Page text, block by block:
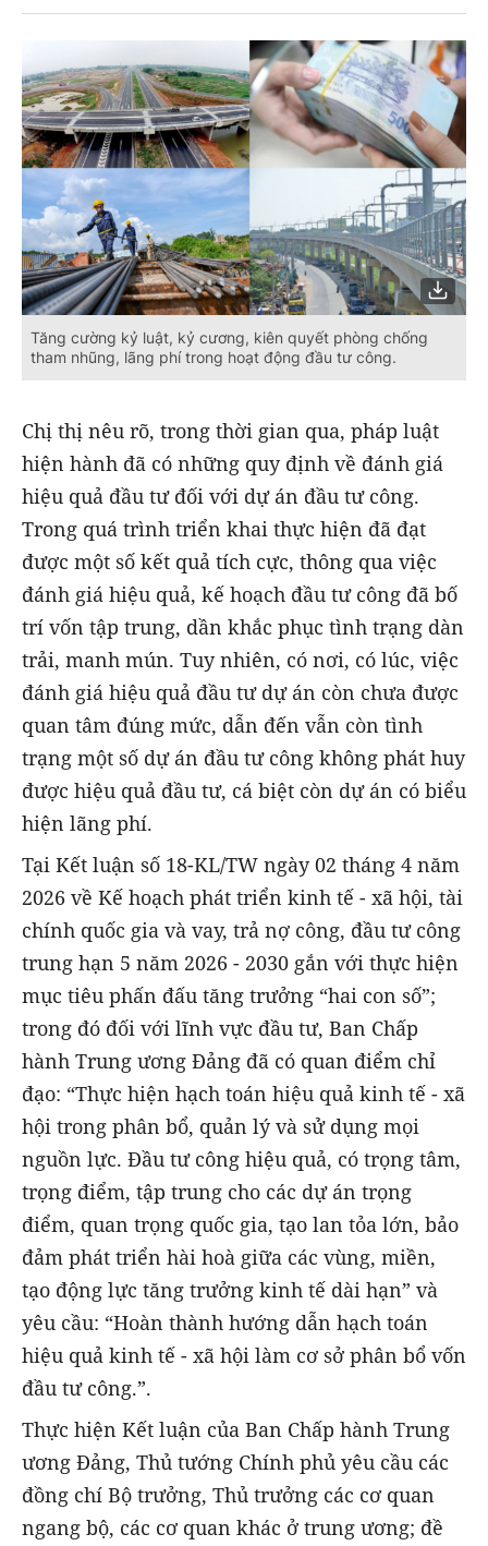
Tăng cường kỷ luật, kỷ cương, kiên quyết phòng chống
tham nhũng, lãng phí trong hoạt động đầu tư công.
Chị thị nêu rõ, trong thời gian qua, pháp luật
hiện hành đã có những quy định về đánh giá
hiệu quả đầu tư đối với dự án đầu tư công.
Trong quá trình triển khai thực hiện đã đạt
được một số kết quả tích cực, thông qua việc
đánh giá hiệu quả, kế hoạch đầu tư công đã bố
trí vốn tập trung, dần khắc phục tình trạng dàn
trải, manh mún. Tuy nhiên, có nơi, có lúc, việc
đánh giá hiệu quả đầu tư dự án còn chưa được
quan tâm đúng mức, dẫn đến vẫn còn tình
trạng một số dự án đầu tư công không phát huy
được hiệu quả đầu tư, cá biệt còn dự án có biểu
hiện lãng phí.
Tại Kết luận số 18-KL/TW ngày 02 tháng 4 năm
2026 về Kế hoạch phát triển kinh tế - xã hội, tài
chính quốc gia và vay, trả nợ công, đầu tư công
trung hạn 5 năm 2026 - 2030 gắn với thực hiện
mục tiêu phấn đấu tăng trưởng “hai con số”;
trong đó đối với lĩnh vực đầu tư, Ban Chấp
hành Trung ương Đảng đã có quan điểm chỉ
đạo: “Thực hiện hạch toán hiệu quả kinh tế - xã
hội trong phân bổ, quản lý và sử dụng mọi
nguồn lực. Đầu tư công hiệu quả, có trọng tâm,
trọng điểm, tập trung cho các dự án trọng
điểm, quan trọng quốc gia, tạo lan tỏa lớn, bảo
đảm phát triển hài hoà giữa các vùng, miền,
tạo động lực tăng trưởng kinh tế dài hạn” và
yêu cầu: “Hoàn thành hướng dẫn hạch toán
hiệu quả kinh tế - xã hội làm cơ sở phân bổ vốn
đầu tư công.”.
Thực hiện Kết luận của Ban Chấp hành Trung
ương Đảng, Thủ tướng Chính phủ yêu cầu các
đồng chí Bộ trưởng, Thủ trưởng các cơ quan
ngang bộ, các cơ quan khác ở trung ương; đề